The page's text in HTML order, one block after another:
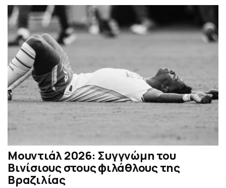
Μουντιάλ 2026: Συγγνώμη του
Βινίσιους στους φιλάθλους της
Βραζιλίας